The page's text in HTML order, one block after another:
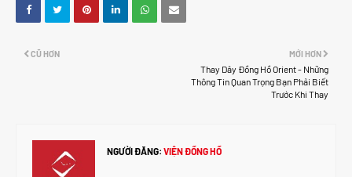
MỚI HƠN
Thay Dây Đồng Hồ Orient - Những
Thông Tin Quan Trọng Bạn Phải Biết
Trước Khi Thay
CŨ HƠN
NGƯỜI ĐĂNG: VIỆN ĐỒNG HỒ